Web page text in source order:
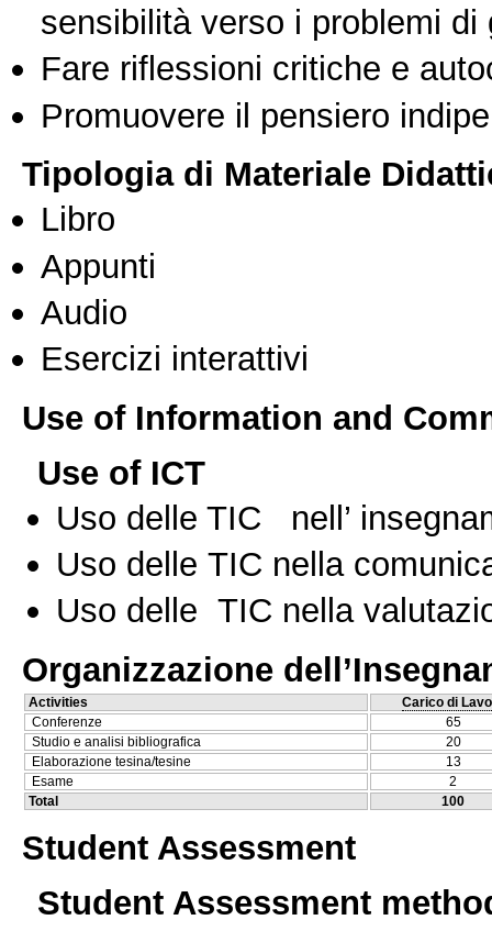
sensibilità verso i problemi di
Fare riflessioni critiche e
Promuovere il pensiero
Tipologia di Materiale
Libro
Appunti
Audio
Esercizi interattivi
Use of Information and
Use of ICT
Uso delle TIC nell’
Uso delle TIC nella
Uso delle TIC nella
Organizzazione
Activities
Carico di
Conferenze
65
Studio e analisi bibliografica
20
Elaborazione tesina/tesine
13
Esame
2
Total
100
Student Assessment
Student Assessment